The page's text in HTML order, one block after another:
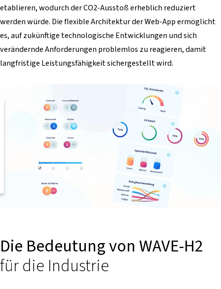
etablieren, wodurch der CO2-Ausstoß erheblich reduziert
werden würde. Die flexible Architektur der Web-App ermöglicht
es, auf zukünftige technologische Entwicklungen und sich
verändernde Anforderungen problemlos zu reagieren, damit
langfristige Leistungsfähigkeit sichergestellt wird.
Die Bedeutung von WAVE-H2
für die Industrie